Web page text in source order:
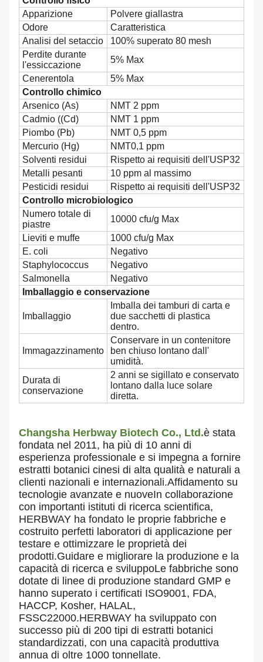
Apparizione
Polvere giallastra
Odore
Caratteristica
Analisi del setaccio
100% superato 80 mesh
Perdite durante
l'essiccazione
5% Max
Cenerentola
5% Max
Controllo chimico
Arsenico (As)
NMT 2 ppm
Cadmio ((Cd)
NMT 1 ppm
Piombo (Pb)
NMT 0,5 ppm
Mercurio (Hg)
NMT0,1 ppm
Solventi residui
Rispetto ai requisiti dell'USP32
Metalli pesanti
10 ppm al massimo
Pesticidi residui
Rispetto ai requisiti dell'USP32
Controllo microbiologico
Numero totale di
piastre
10000 cfu/g Max
Lieviti e muffe
1000 cfu/g Max
E. coli
Negativo
Staphylococcus
Negativo
Salmonella
Negativo
Imballaggio e conservazione
Imballaggio
Imballa dei tamburi di carta e
due sacchetti di plastica
dentro.
Immagazzinamento
Conservare in un contenitore
ben chiuso lontano dall'
umidità.
Durata di
conservazione
2 anni se sigillato e conservato
lontano dalla luce solare
diretta.
Changsha Herbway Biotech Co., Ltd.è stata
fondata nel 2011, ha più di 10 anni di
esperienza professionale e si impegna a fornire
estratti botanici cinesi di alta qualità e naturali a
clienti nazionali e internazionali.Affidamento su
tecnologie avanzate e nuoveIn collaborazione
con importanti istituti di ricerca scientifica,
HERBWAY ha fondato le proprie fabbriche e
costruito perfetti laboratori di applicazione per
testare e ottimizzare le proprietà dei
prodotti.Guidare e migliorare la produzione e la
capacità di ricerca e sviluppoLe fabbriche sono
dotate di linee di produzione standard GMP e
hanno superato i certificati ISO9001, FDA,
HACCP, Kosher, HALAL,
FSSC22000.HERBWAY ha sviluppato con
successo più di 200 tipi di estratti botanici
standardizzati, con una capacità produttiva
annua di oltre 1000 tonnellate.